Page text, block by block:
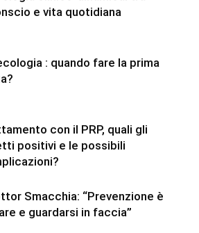
e vita quotidiana
: quando fare la prima
con il PRP, quali gli
positivi e le possibili
Smacchia: “Prevenzione è
e guardarsi in faccia”